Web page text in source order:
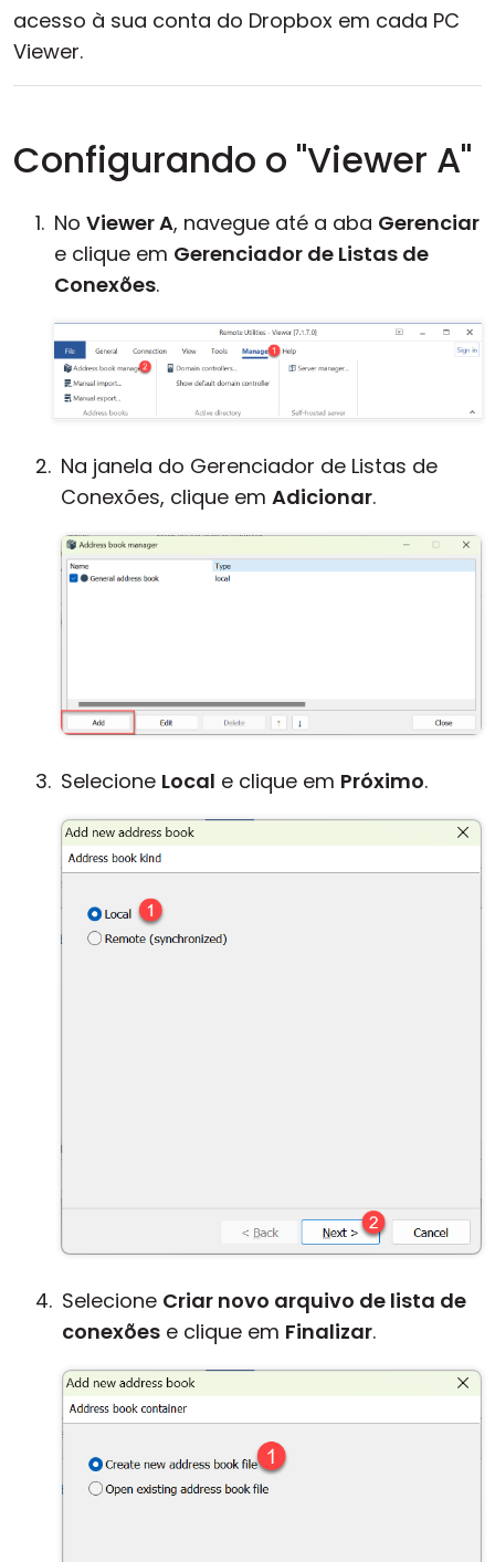
acesso à sua conta do Dropbox em cada PC
Viewer.
Configurando o "Viewer A"
No Viewer A, navegue até a aba Gerenciar
e clique em Gerenciador de Listas de
Conexões.
Na janela do Gerenciador de Listas de
Conexões, clique em Adicionar.
Selecione Local e clique em Próximo.
Selecione Criar novo arquivo de lista de
conexões e clique em Finalizar.